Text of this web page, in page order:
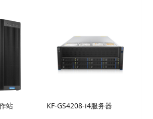
站 KF-GS4208-i4服务器